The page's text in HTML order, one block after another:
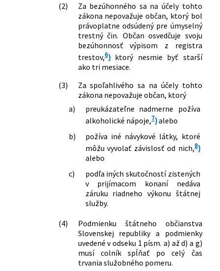
(2)
Za bezúhonného sa na účely tohto
zákona nepovažuje občan, ktorý bol
právoplatne odsúdený pre úmyselný
trestný čin. Občan osvedčuje svoju
bezúhonnosť výpisom z registra
trestov,6)ktorý nesmie byť starší
ako tri mesiace.
(3)
Za spoľahlivého sa na účely tohto
zákona nepovažuje občan, ktorý
a)
preukázateľne nadmerne požíva
alkoholické nápoje,7)alebo
b)
požíva iné návykové látky, ktoré
môžu vyvolať závislosť od nich,8)
alebo
c)
podľa iných skutočností zistených
v prijímacom konaní nedáva
záruku riadneho výkonu štátnej
služby.
(4)
Podmienku štátneho občianstva
Slovenskej republiky a podmienky
uvedené v odseku 1 písm. a) až d) a g)
musí colník spĺňať po celý čas
trvania služobného pomeru.